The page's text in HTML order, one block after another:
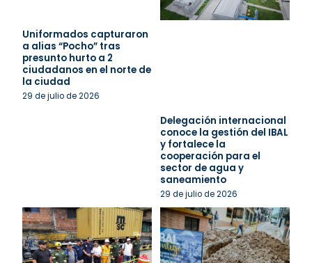
Uniformados capturaron
a alias “Pocho” tras
presunto hurto a 2
ciudadanos en el norte de
la ciudad
29 de julio de 2026
Delegación internacional
conoce la gestión del IBAL
y fortalece la
cooperación para el
sector de agua y
saneamiento
29 de julio de 2026